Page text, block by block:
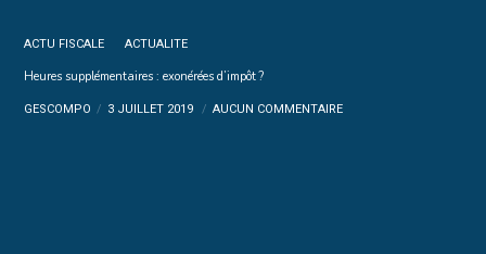
ACTU FISCALE ACTUALITE
Heures supplémentaires : exonérées d’impôt ?
GESCOMPO 3 JUILLET 2019 AUCUN COMMENTAIRE